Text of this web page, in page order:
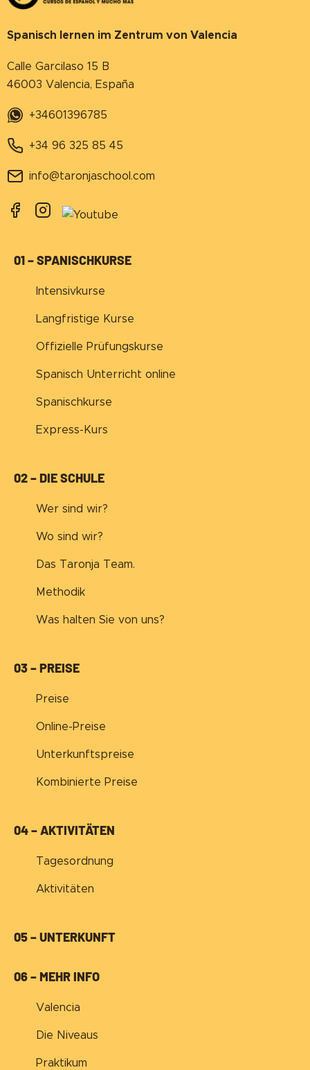
Spanisch lernen im Zentrum von Valencia
Calle Garcilaso 15 B
46003 Valencia, España
+34601396785
+34 96 325 85 45
info@taronjaschool.com
01 – SPANISCHKURSE
Intensivkurse
Langfristige Kurse
Offizielle Prüfungskurse
Spanisch Unterricht online
Spanischkurse
Express-Kurs
02 – DIE SCHULE
Wer sind wir?
Wo sind wir?
Das Taronja Team.
Methodik
Was halten Sie von uns?
03 – PREISE
Preise
Online-Preise
Unterkunftspreise
Kombinierte Preise
04 – AKTIVITÄTEN
Tagesordnung
Aktivitäten
05 – UNTERKUNFT
06 – MEHR INFO
Valencia
Die Niveaus
Praktikum